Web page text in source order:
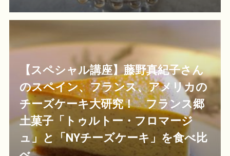
【スペシャル講座】藤野真紀子さん
のスペイン、フランス、アメリカの
チーズケーキ大研究！ フランス郷
土菓子「トゥルトー・フロマージ
ュ」と「NYチーズケーキ」を食べ比